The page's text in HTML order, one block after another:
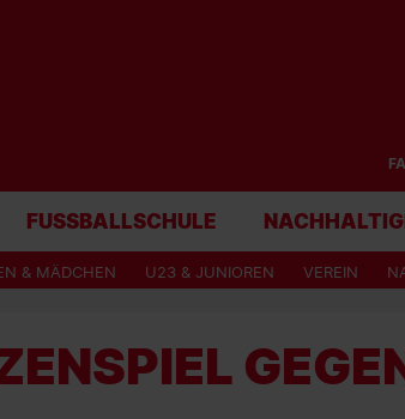
FUSSBALLSCHULE
& MÄDCHEN U23 & JUNIOREN VEREIN